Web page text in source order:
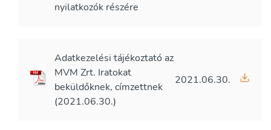
nyilatkozók részére
Adatkezelési tájékoztató az
MVM Zrt. Iratokat
beküldőknek, címzettnek
(2021.06.30.)
2021.06.30.